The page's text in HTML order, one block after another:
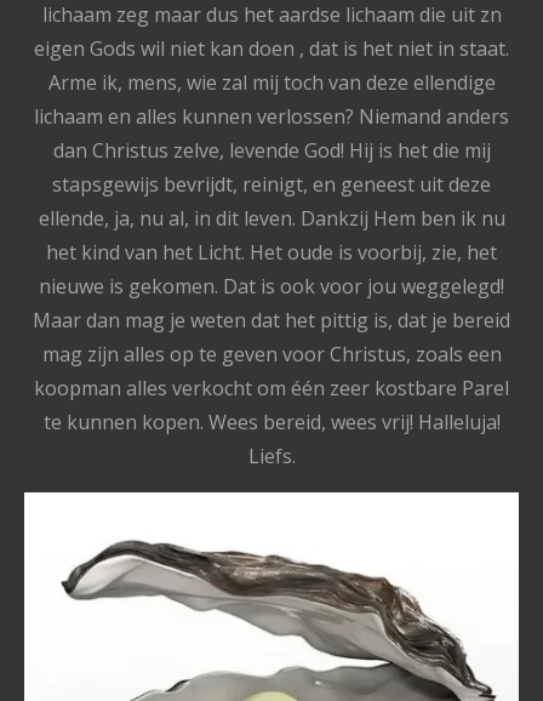
lichaam zeg maar dus het aardse lichaam die uit zn
eigen Gods wil niet kan doen , dat is het niet in staat.
Arme ik, mens, wie zal mij toch van deze ellendige
lichaam en alles kunnen verlossen? Niemand anders
dan Christus zelve, levende God! Hij is het die mij
stapsgewijs bevrijdt, reinigt, en geneest uit deze
ellende, ja, nu al, in dit leven. Dankzij Hem ben ik nu
het kind van het Licht. Het oude is voorbij, zie, het
nieuwe is gekomen. Dat is ook voor jou weggelegd!
Maar dan mag je weten dat het pittig is, dat je bereid
mag zijn alles op te geven voor Christus, zoals een
koopman alles verkocht om één zeer kostbare Parel
te kunnen kopen. Wees bereid, wees vrij! Halleluja!
Liefs.